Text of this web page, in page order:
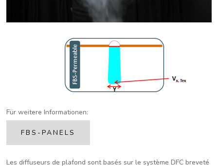
Für weitere Informationen:
FBS-PANELS
Les diffuseurs de plafond sont basés sur le système DFC breveté